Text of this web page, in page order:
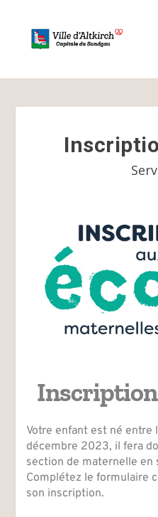
Votre enfant est né entre
décembre 2023, il fera
section de maternelle
Complétez le formulaire
son inscription.